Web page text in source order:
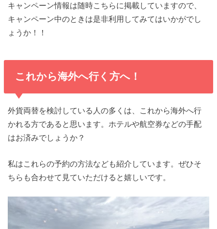
キャンペーン情報は随時こちらに掲載していますので、
キャンペーン中のときは是非利用してみてはいかがでし
ょうか！！
これから海外へ行く方へ！
外貨両替を検討している人の多くは、これから海外へ行
かれる方であると思います。ホテルや航空券などの手配
はお済みでしょうか？
私はこれらの予約の方法なども紹介しています。ぜひそ
ちらも合わせて見ていただけると嬉しいです。